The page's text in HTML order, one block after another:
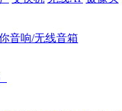
音响/无线音箱